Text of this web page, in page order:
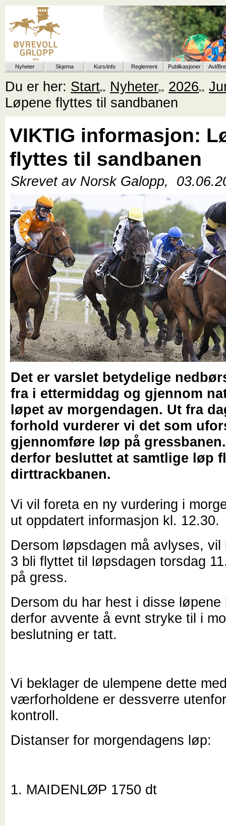
Nyheter Skjema Kurs/info Reglement Publikasjoner Avl/
Du er her: Start Nyheter 2026
Løpene flyttes til sandbanen
VIKTIG informasjon:
flyttes til sandbanen
Skrevet av Norsk Galopp,
Det er varslet betydelige
fra i ettermiddag og gjennom
løpet av morgendagen. Ut fra
forhold vurderer vi det som
gjennomføre løp på
derfor besluttet at samtlige løp
dirttrackbanen.
Vi vil foreta en ny vurdering i
ut oppdatert informasjon kl. 12.30.
Dersom løpsdagen må avlyses,
3 bli flyttet til løpsdagen torsdag
på gress.
Dersom du har hest i disse løpene
derfor avvente å evnt stryke til i
beslutning er tatt.
Vi beklager de ulempene dette
værforholdene er dessverre
kontroll.
Distanser for morgendagens løp:
1. MAIDENLØP 1750 dt